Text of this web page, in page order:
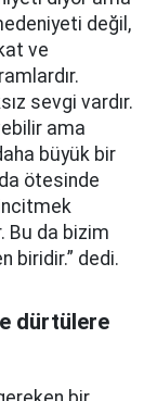
değil,
ve
sevgi vardır.
ama
büyük bir
ötesinde
Bu da bizim
biridir.” dedi.
dürtülere